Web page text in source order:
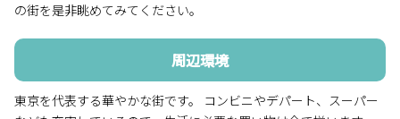
の街を是非眺めてみてください。
周辺環境
東京を代表する華やかな街です。 コンビニやデパート、スーパー